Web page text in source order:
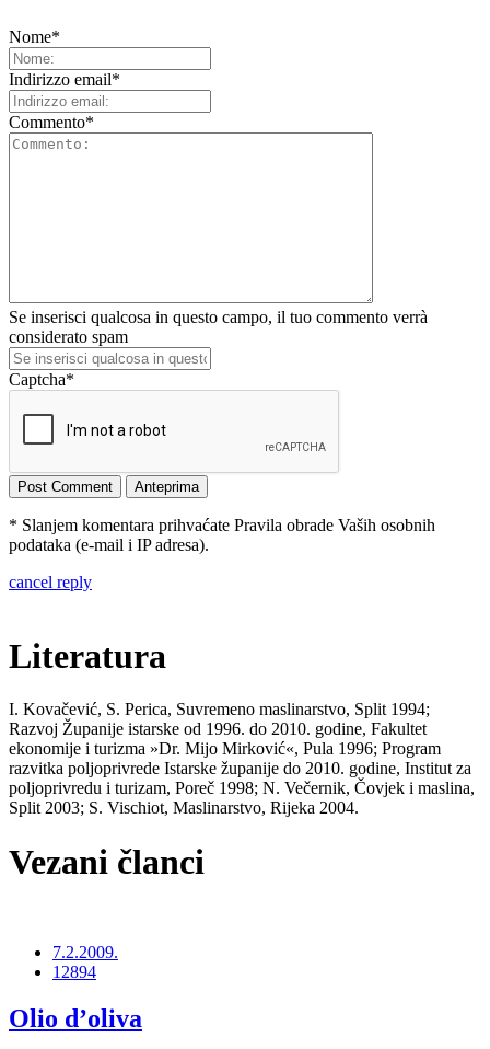
Nome*
Indirizzo email*
Commento*
Se inserisci qualcosa in questo campo, il tuo commento verrà
considerato spam
Captcha*
* Slanjem komentara prihvaćate Pravila obrade Vaših osobnih
podataka (e-mail i IP adresa).
cancel reply
Literatura
I. Kovačević, S. Perica, Suvremeno maslinarstvo, Split 1994;
Razvoj Županije istarske od 1996. do 2010. godine, Fakultet
ekonomije i turizma »Dr. Mijo Mirković«, Pula 1996; Program
razvitka poljoprivrede Istarske županije do 2010. godine, Institut za
poljoprivredu i turizam, Poreč 1998; N. Večernik, Čovjek i maslina,
Split 2003; S. Vischiot, Maslinarstvo, Rijeka 2004.
Vezani članci
7.2.2009.
12894
Olio d’oliva